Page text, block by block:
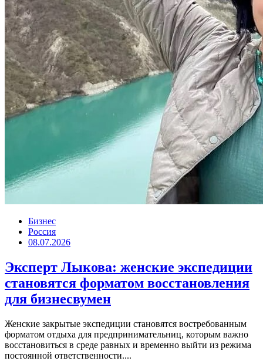
Бизнес
Россия
08.07.2026
Эксперт Лыкова: женские экспедиции
становятся форматом восстановления
для бизнесвумен
Женские закрытые экспедиции становятся востребованным
форматом отдыха для предпринимательниц, которым важно
восстановиться в среде равных и временно выйти из режима
постоянной ответственности....